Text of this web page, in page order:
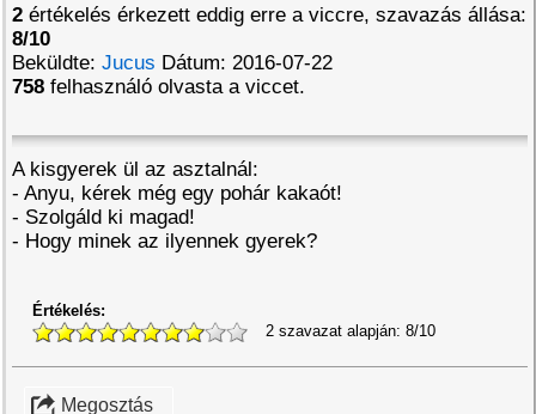
2 értékelés érkezett eddig erre a viccre, szavazás állása:
8/10
Beküldte: Jucus Dátum: 2016-07-22
758 felhasználó olvasta a viccet.
A kisgyerek ül az asztalnál:
- Anyu, kérek még egy pohár kakaót!
- Szolgáld ki magad!
- Hogy minek az ilyennek gyerek?
Értékelés:
2 szavazat alapján: 8/10
Megosztás